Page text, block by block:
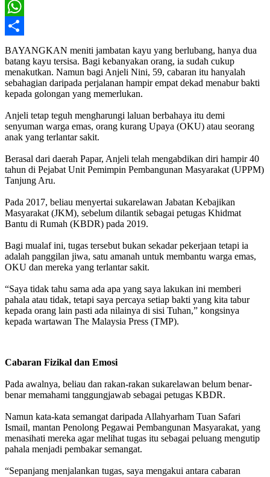
X
WhatsApp
Share
BAYANGKAN meniti jambatan kayu yang berlubang, hanya dua
batang kayu tersisa. Bagi kebanyakan orang, ia sudah cukup
menakutkan. Namun bagi Anjeli Nini, 59, cabaran itu hanyalah
sebahagian daripada perjalanan hampir empat dekad menabur bakti
kepada golongan yang memerlukan.
Anjeli tetap teguh mengharungi laluan berbahaya itu demi
senyuman warga emas, orang kurang Upaya (OKU) atau seorang
anak yang terlantar sakit.
Berasal dari daerah Papar, Anjeli telah mengabdikan diri hampir 40
tahun di Pejabat Unit Pemimpin Pembangunan Masyarakat (UPPM)
Tanjung Aru.
Pada 2017, beliau menyertai sukarelawan Jabatan Kebajikan
Masyarakat (JKM), sebelum dilantik sebagai petugas Khidmat
Bantu di Rumah (KBDR) pada 2019.
Bagi mualaf ini, tugas tersebut bukan sekadar pekerjaan tetapi ia
adalah panggilan jiwa, satu amanah untuk membantu warga emas,
OKU dan mereka yang terlantar sakit.
“Saya tidak tahu sama ada apa yang saya lakukan ini memberi
pahala atau tidak, tetapi saya percaya setiap bakti yang kita tabur
kepada orang lain pasti ada nilainya di sisi Tuhan,” kongsinya
kepada wartawan The Malaysia Press (TMP).
Cabaran Fizikal dan Emosi
Pada awalnya, beliau dan rakan-rakan sukarelawan belum benar-
benar memahami tanggungjawab sebagai petugas KBDR.
Namun kata-kata semangat daripada Allahyarham Tuan Safari
Ismail, mantan Penolong Pegawai Pembangunan Masyarakat, yang
menasihati mereka agar melihat tugas itu sebagai peluang mengutip
pahala menjadi pembakar semangat.
“Sepanjang menjalankan tugas, saya mengakui antara cabaran